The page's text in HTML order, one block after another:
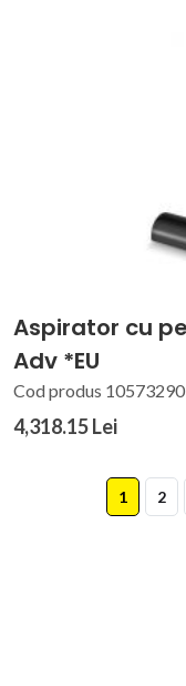
Aspirator cu
Adv *EU
Cod produs 10573290
4,318.15 Lei
1 2